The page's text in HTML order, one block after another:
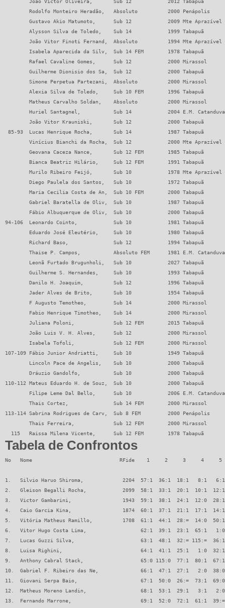
Tabela de Confrontos
No   Nome                             RFide    1     2     3     4
1.   Silvio Haruo Shiroma,             2204  57:1  36:1  18:1   8:1
2.   Gleison Begalli Rocha,            2099  58:1  33:1  20:1  10:1
3.   Victor Gambarini,                 1943  59:1  38:1  24:1  12:0  28:1
4.   Caio Garcia Kina,                 1874  60:1  37:1  21:1  17:1
5.   Vitória Matheus Ramillo,          1708  61:1  44:1  28:=  14:0  50:1
6.   Vitor Hugo Costa Lima,                  62:1  39:1  23:1  65:1
7.   Lucas Guzzi Silva,                      63:1  48:1  32:= 115:=  36:1
8.   Luisa Righini,                          64:1  41:1  25:1   1:0  32:1
9.   Anthony Cabral Stack,                   65:0 115:0  77:1  80:1
10.  Gabriel F. Ribeiro das Ne,              66:1  47:1  27:1   2:0
11.  Giovani Serpa Baio,                     67:1  50:0  26:=  73:1  69:0
12.  Matheus Moreno Landin,                  68:1  53:1  29:1   3:1
13.  Fernando Marrone,                       69:1  52:0  72:1  61:1  39:=